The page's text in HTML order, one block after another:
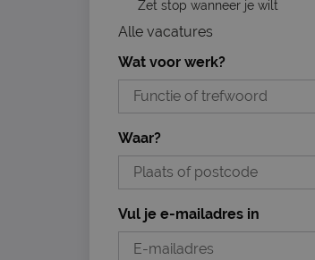
Zet stop wanneer je wilt
Alle vacatures
Wat voor werk?
Waar?
Vul je e-mailadres in